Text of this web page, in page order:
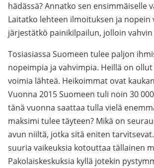
hädässä? Annatko sen ensimmäiselle
Laitatko lehteen ilmoituksen ja nopein
järjestätkö painikilpailun, jolloin vahvin
Tosiasiassa Suomeen tulee paljon
nopeimpia ja vahvimpia. Heillä on ollut
voimia lähteä. Heikoimmat ovat
Vuonna 2015 Suomeen tuli noin 30
tänä vuonna saattaa tulla vielä
maksimi tulee täyteen? Mikä on
avun niiltä, jotka sitä eniten
suuria vaikeuksia kotouttaa tällainen
Pakolaiskeskuksia kyllä jotekin